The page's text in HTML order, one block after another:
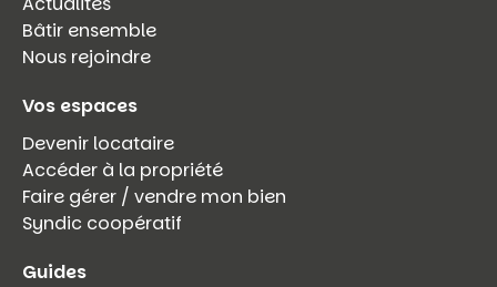
Bâtir ensemble
Nous rejoindre
Vos espaces
Devenir locataire
Accéder à la propriété
Faire gérer / vendre mon bien
Syndic coopératif
Guides